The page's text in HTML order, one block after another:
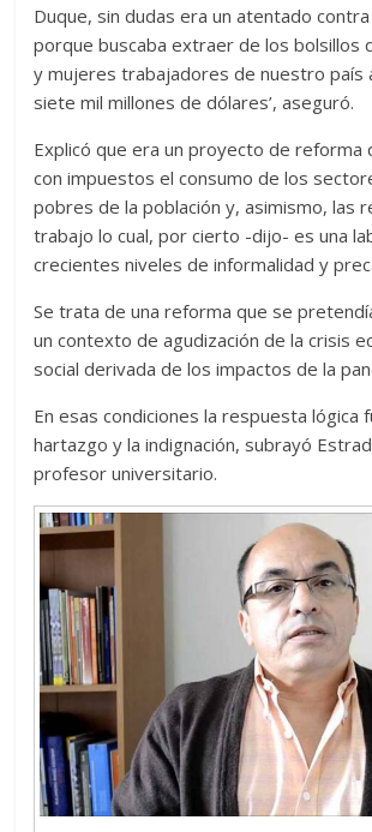
Duque, sin dudas era un atentado
porque buscaba extraer de los bolsillos
y mujeres trabajadores de nuestro país
siete mil millones de dólares’, aseguró.
Explicó que era un proyecto de reforma
con impuestos el consumo de los
pobres de la población y, asimismo, las
trabajo lo cual, por cierto -dijo- es una
crecientes niveles de informalidad y
Se trata de una reforma que se
un contexto de agudización de la crisis
social derivada de los impactos de la
En esas condiciones la respuesta lógica
hartazgo y la indignación, subrayó
profesor universitario.